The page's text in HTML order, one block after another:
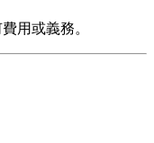
用或義務。